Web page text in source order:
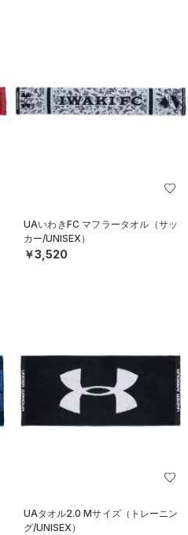
UAいわきFC マフラータオル（サッ
カー/UNISEX）
￥3,520
UAタオル2.0 Mサイズ（トレーニン
グ/UNISEX）